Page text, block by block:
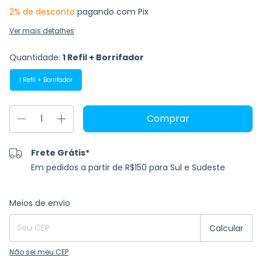
2% de desconto pagando com Pix
Ver mais detalhes
Quantidade: 1 Refil + Borrifador
1 Refil + Borrifador
Frete Grátis*
Em pedidos a partir de R$150 para Sul e Sudeste
Entregas para o CEP:
Meios de envio
Calcular
Não sei meu CEP